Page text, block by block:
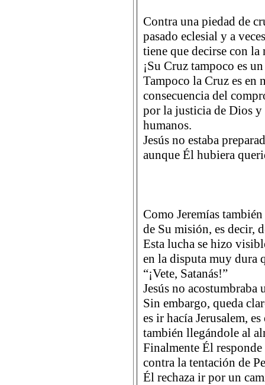
Contra una piedad de
pasado eclesial y a
tiene que decirse con la
¡Su Cruz tampoco es
Tampoco la Cruz es en
consecuencia del
por la justicia de Dios y
humanos.
Jesús no estaba
aunque Él hubiera
Como Jeremías
de Su misión, es decir,
Esta lucha se hizo
en la disputa muy dura
“¡Vete, Satanás!”
Jesús no acostumbraba
Sin embargo, queda
es ir hacía Jerusalem,
también llegándole al
Finalmente Él
contra la tentación de
Él rechaza ir por un